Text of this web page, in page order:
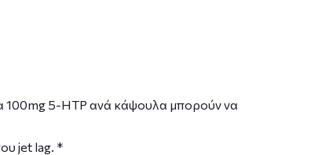
100mg 5-HTP ανά κάψουλα μπορούν να
jet lag. *